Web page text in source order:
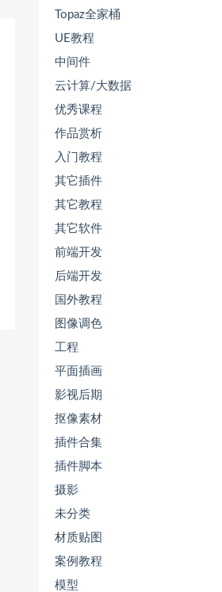
Topaz全家桶
UE教程
中间件
云计算/大数据
优秀课程
作品赏析
入门教程
其它插件
其它教程
其它软件
前端开发
后端开发
国外教程
图像调色
工程
平面插画
影视后期
抠像素材
插件合集
插件脚本
摄影
未分类
材质贴图
案例教程
模型